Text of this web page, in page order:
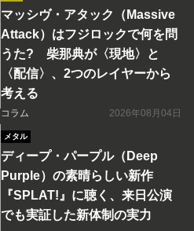
マッシヴ・アタック（Massive
Attack）はフジロックで何を問
うた? 柴那典が〈現地〉と
〈配信〉、2つのレイヤーから
考える
コラム 2026年08月04日
メタル
ディープ・パープル（Deep
Purple）の素晴らしい新作
『SPLAT!』に聴く、来日公演
でも実証した新体制の実力